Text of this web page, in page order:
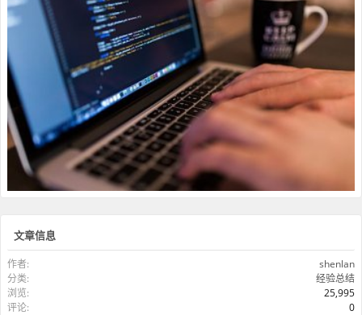
文章信息
作者:
shenlan
分类:
经验总结
浏览:
25,995
评论:
0